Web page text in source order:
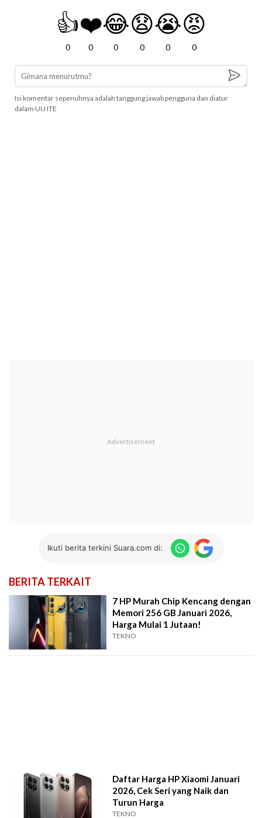
👍
0
❤️
0
😂
0
😧
0
😭
0
😡
0
Isi komentar sepenuhnya adalah tanggung jawab pengguna dan diatur
dalam UU ITE
Ikuti berita terkini Suara.com di:
BERITA TERKAIT
7 HP Murah Chip Kencang dengan
Memori 256 GB Januari 2026,
Harga Mulai 1 Jutaan!
TEKNO
Daftar Harga HP Xiaomi Januari
2026, Cek Seri yang Naik dan
Turun Harga
TEKNO